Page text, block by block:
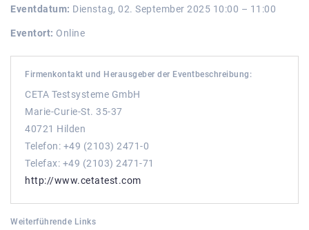
Eventdatum: Dienstag, 02. September 2025 10:00 – 11:00
Eventort: Online
Firmenkontakt und Herausgeber der Eventbeschreibung:
CETA Testsysteme GmbH
Marie-Curie-St. 35-37
40721 Hilden
Telefon: +49 (2103) 2471-0
Telefax: +49 (2103) 2471-71
http://www.cetatest.com
Weiterführende Links